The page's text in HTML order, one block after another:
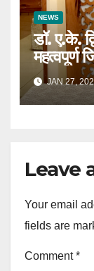
NEWS
डॉ. ए.के.
महत्वपूर्ण
JAN 27,
Leave
Your email
fields are
Comment*